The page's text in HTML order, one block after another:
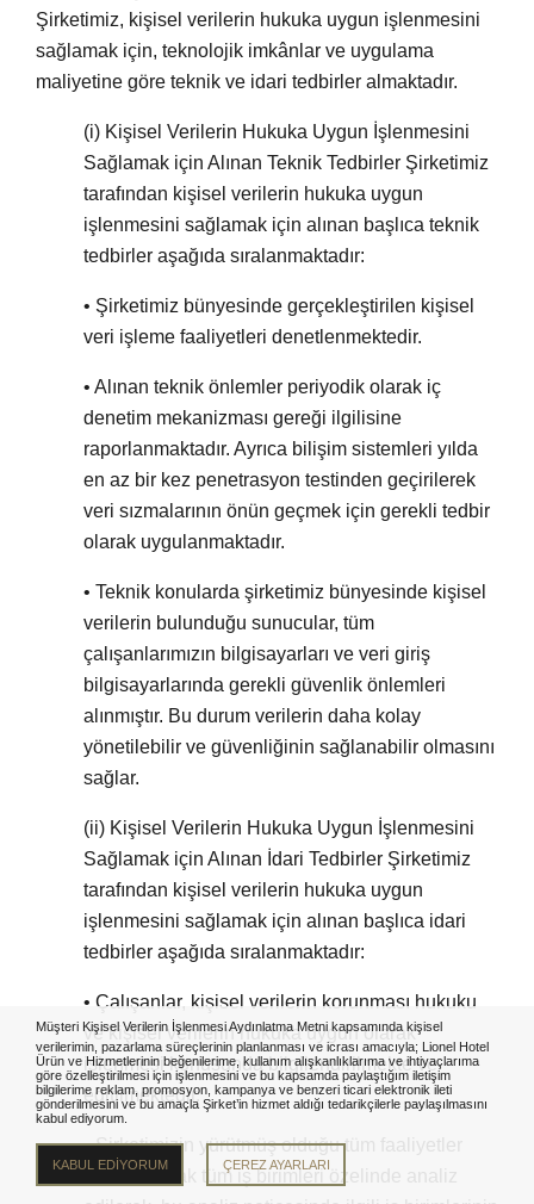
Şirketimiz, kişisel verilerin hukuka uygun işlenmesini
sağlamak için, teknolojik imkânlar ve uygulama
maliyetine göre teknik ve idari tedbirler almaktadır.
(i) Kişisel Verilerin Hukuka Uygun İşlenmesini
Sağlamak için Alınan Teknik Tedbirler Şirketimiz
tarafından kişisel verilerin hukuka uygun
işlenmesini sağlamak için alınan başlıca teknik
tedbirler aşağıda sıralanmaktadır:
• Şirketimiz bünyesinde gerçekleştirilen kişisel
veri işleme faaliyetleri denetlenmektedir.
• Alınan teknik önlemler periyodik olarak iç
denetim mekanizması gereği ilgilisine
raporlanmaktadır. Ayrıca bilişim sistemleri yılda
en az bir kez penetrasyon testinden geçirilerek
veri sızmalarının önün geçmek için gerekli tedbir
olarak uygulanmaktadır.
• Teknik konularda şirketimiz bünyesinde kişisel
verilerin bulunduğu sunucular, tüm
çalışanlarımızın bilgisayarları ve veri giriş
bilgisayarlarında gerekli güvenlik önlemleri
alınmıştır. Bu durum verilerin daha kolay
yönetilebilir ve güvenliğinin sağlanabilir olmasını
sağlar.
(ii) Kişisel Verilerin Hukuka Uygun İşlenmesini
Sağlamak için Alınan İdari Tedbirler Şirketimiz
tarafından kişisel verilerin hukuka uygun
işlenmesini sağlamak için alınan başlıca idari
tedbirler aşağıda sıralanmaktadır:
• Çalışanlar, kişisel verilerin korunması hukuku
ve kişisel verilerin hukuka uygun olarak
işlenmesi konusunda bilgilendirilmekte ve
eğitilmektedir.
• Şirketimizin yürütmüş olduğu tüm faaliyetler
detaylı olarak tüm iş birimleri özelinde analiz
Müşteri Kişisel Verilerin İşlenmesi Aydınlatma Metni kapsamında kişisel
verilerimin, pazarlama süreçlerinin planlanması ve icrası amacıyla; Lionel Hotel
Ürün ve Hizmetlerinin beğenilerime, kullanım alışkanlıklarıma ve ihtiyaçlarıma
göre özelleştirilmesi için işlenmesini ve bu kapsamda paylaştığım iletişim
bilgilerime reklam, promosyon, kampanya ve benzeri ticari elektronik ileti
gönderilmesini ve bu amaçla Şirket’in hizmet aldığı tedarikçilerle paylaşılmasını
kabul ediyorum.
KABUL EDİYORUM ÇEREZ AYARLARI